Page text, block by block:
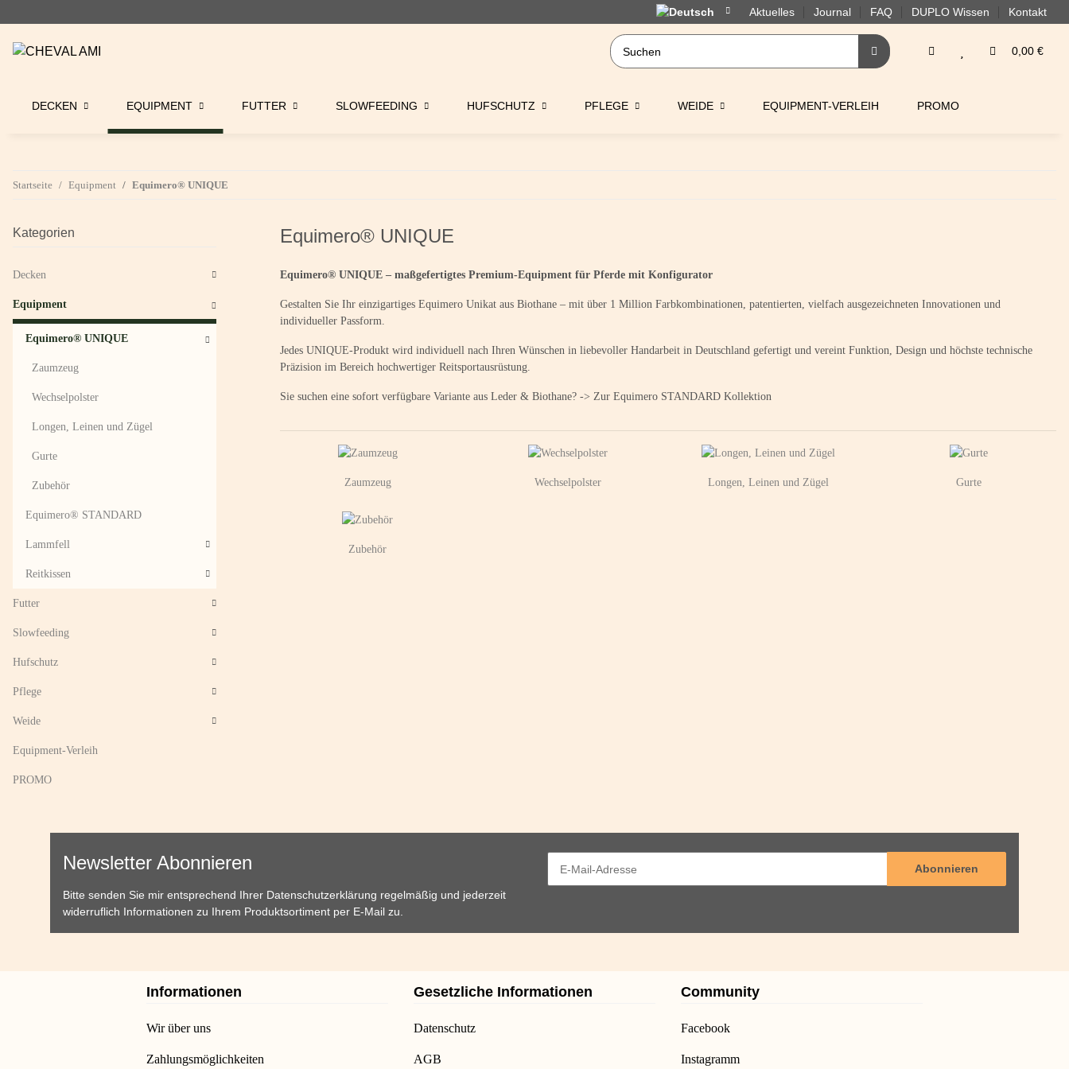
Aktuelles Journal FAQ DUPLO Wissen Kontakt
0,00 €
DECKEN EQUIPMENT FUTTER SLOWFEEDING HUFSCHUTZ PFLEGE WEIDE EQUIPMENT-VERLEIH PROMO
Startseite Equipment Equimero® UNIQUE
Equimero® UNIQUE
Equimero® UNIQUE – maßgefertigtes Premium-Equipment für Pferde mit Konfigurator
Gestalten Sie Ihr einzigartiges Equimero Unikat aus Biothane – mit über 1 Million Farbkombinationen, patentierten, vielfach ausgezeichneten Innovationen und
individueller Passform.
Jedes UNIQUE-Produkt wird individuell nach Ihren Wünschen in liebevoller Handarbeit in Deutschland gefertigt und vereint Funktion, Design und höchste technische
Präzision im Bereich hochwertiger Reitsportausrüstung.
Sie suchen eine sofort verfügbare Variante aus Leder & Biothane? -> Zur Equimero STANDARD Kollektion
Zaumzeug Wechselpolster Longen, Leinen und Zügel Gurte
Zubehör
Kategorien
Decken
Equipment
Equimero® UNIQUE
Zaumzeug
Wechselpolster
Longen, Leinen und Zügel
Gurte
Zubehör
Equimero® STANDARD
Lammfell
Reitkissen
Futter
Slowfeeding
Hufschutz
Pflege
Weide
Equipment-Verleih
PROMO
Newsletter Abonnieren
Bitte senden Sie mir entsprechend Ihrer Datenschutzerklärung regelmäßig und jederzeit
widerruflich Informationen zu Ihrem Produktsortiment per E-Mail zu.
Abonnieren
Informationen
Wir über uns
Zahlungsmöglichkeiten
Gesetzliche Informationen
Datenschutz
AGB
Community
Facebook
Instagramm